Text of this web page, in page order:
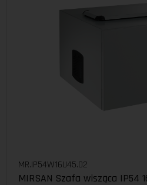
MR.IP54W16U45.02
MIRSAN Szafa wisząca IP54